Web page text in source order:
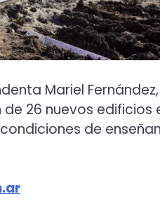
Mariel
26 nuevos edificios
de